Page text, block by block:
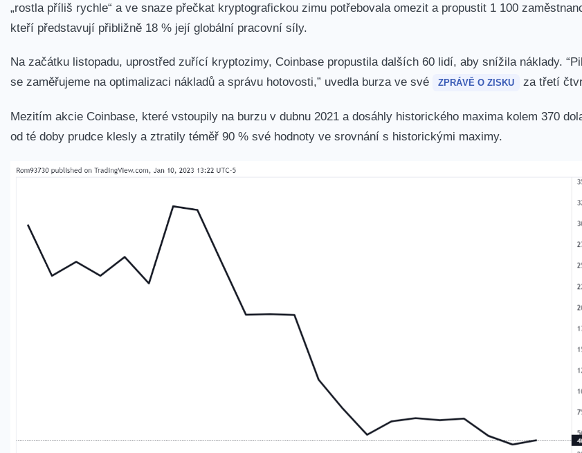
„rostla příliš rychle“ a ve snaze přečkat kryptografickou zimu potřebovala omezit a propustit 1 100
kteří představují přibližně 18 % její globální pracovní síly.
Na začátku listopadu, uprostřed zuřící kryptozimy, Coinbase propustila dalších 60 lidí, aby snížila náklady.
se zaměřujeme na optimalizaci nákladů a správu hotovosti,” uvedla burza ve své
ZPRÁVĚ O ZISKU za třetí
Mezitím akcie Coinbase, které vstoupily na burzu v dubnu 2021 a dosáhly historického maxima kolem 370
od té doby prudce klesly a ztratily téměř 90 % své hodnoty ve srovnání s historickými maximy.